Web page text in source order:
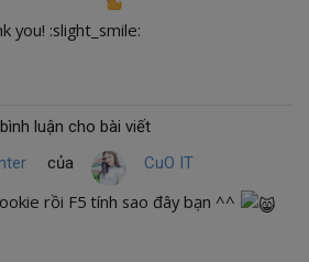
you! :slight_smile:
luận cho bài viết
của CuO IT
rồi F5 tính sao đây bạn ^^